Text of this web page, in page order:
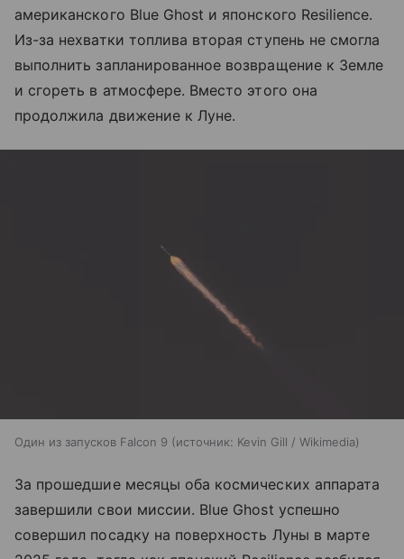
американского Blue Ghost и японского Resilience.
Из-за нехватки топлива вторая ступень не смогла
выполнить запланированное возвращение к Земле
и сгореть в атмосфере. Вместо этого она
продолжила движение к Луне.
Один из запусков Falcon 9 источник: Kevin Gill / Wikimedia
За прошедшие месяцы оба космических аппарата
завершили свои миссии. Blue Ghost успешно
совершил посадку на поверхность Луны в марте